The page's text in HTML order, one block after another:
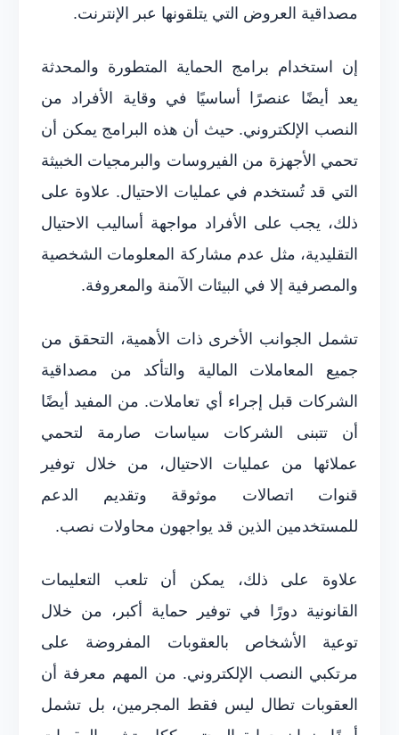
مصداقية العروض التي يتلقونها عبر الإنترنت.
إن استخدام برامج الحماية المتطورة والمحدثة
يعد أيضًا عنصرًا أساسيًا في وقاية الأفراد من
النصب الإلكتروني. حيث أن هذه البرامج يمكن أن
تحمي الأجهزة من الفيروسات والبرمجيات الخبيثة
التي قد تُستخدم في عمليات الاحتيال. علاوة على
ذلك، يجب على الأفراد مواجهة أساليب الاحتيال
التقليدية، مثل عدم مشاركة المعلومات الشخصية
والمصرفية إلا في البيئات الآمنة والمعروفة.
تشمل الجوانب الأخرى ذات الأهمية، التحقق من
جميع المعاملات المالية والتأكد من مصداقية
الشركات قبل إجراء أي تعاملات. من المفيد أيضًا
أن تتبنى الشركات سياسات صارمة لتحمي
عملائها من عمليات الاحتيال، من خلال توفير
قنوات اتصالات موثوقة وتقديم الدعم
للمستخدمين الذين قد يواجهون محاولات نصب.
علاوة على ذلك، يمكن أن تلعب التعليمات
القانونية دورًا في توفير حماية أكبر، من خلال
توعية الأشخاص بالعقوبات المفروضة على
مرتكبي النصب الإلكتروني. من المهم معرفة أن
العقوبات تطال ليس فقط المجرمين، بل تشمل